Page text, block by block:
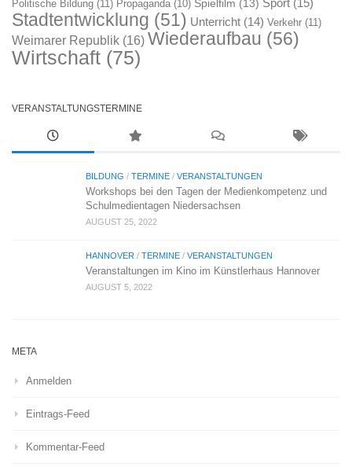
Politische Bildung (11) Propaganda (10) Spielfilm (13) Sport (15)
Stadtentwicklung (51) Unterricht (14) Verkehr (11)
Weimarer Republik (16) Wiederaufbau (56)
Wirtschaft (75)
VERANSTALTUNGSTERMINE
BILDUNG / TERMINE / VERANSTALTUNGEN
Workshops bei den Tagen der Medienkompetenz und
Schulmedientagen Niedersachsen
AUGUST 25, 2022
HANNOVER / TERMINE / VERANSTALTUNGEN
Veranstaltungen im Kino im Künstlerhaus Hannover
AUGUST 5, 2022
META
Anmelden
Eintrags-Feed
Kommentar-Feed